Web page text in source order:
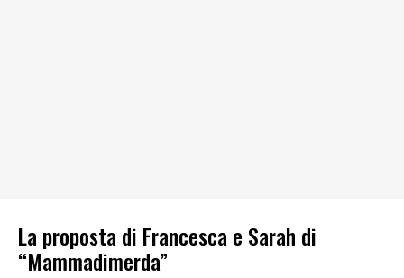
La proposta di Francesca e Sarah di
“Mammadimerda”